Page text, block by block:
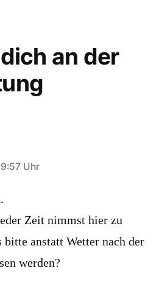
an der
Uhr
Zeit nimmst hier zu
bitte anstatt Wetter nach der
werden?